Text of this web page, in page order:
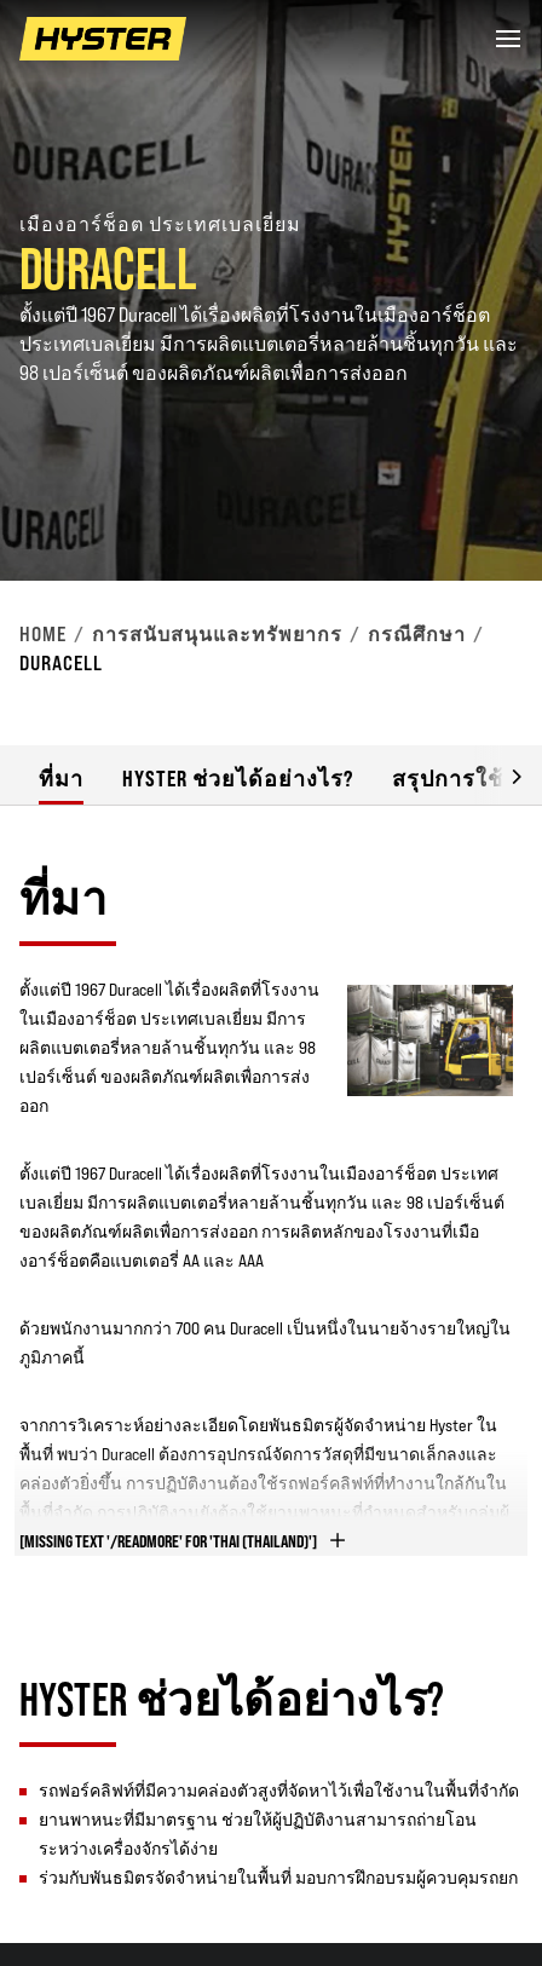
เมืองอาร์ช็อต ประเทศเบลเยี่ยม
DURACELL
ตั้งแต่ปี 1967 Duracell ได้เรื่องผลิตที่โรงงานในเมืองอาร์ช็อต
ประเทศเบลเยี่ยม มีการผลิตแบตเตอรี่หลายล้านชิ้นทุกวัน และ
98 เปอร์เซ็นต์ ของผลิตภัณฑ์ผลิตเพื่อการส่งออก
HOME การสนับสนุนและทรัพยากร
กรณีศึกษา
DURACELL
ที่มา HYSTER ช่วยได้อย่างไร? สรุปการใช้อุ
ที่มา
ตั้งแต่ปี 1967 Duracell ได้เรื่องผลิตที่โรงงาน
ในเมืองอาร์ช็อต ประเทศเบลเยี่ยม มีการ
ผลิตแบตเตอรี่หลายล้านชิ้นทุกวัน และ 98
เปอร์เซ็นต์ ของผลิตภัณฑ์ผลิตเพื่อการส่ง
ออก
ตั้งแต่ปี 1967 Duracell ได้เรื่องผลิตที่โรงงานในเมืองอาร์ช็อต ประเทศ
เบลเยี่ยม มีการผลิตแบตเตอรี่หลายล้านชิ้นทุกวัน และ 98 เปอร์เซ็นต์
ของผลิตภัณฑ์ผลิตเพื่อการส่งออก การผลิตหลักของโรงงานที่เมือ
งอาร์ช็อตคือแบตเตอรี่ AA และ AAA
ด้วยพนักงานมากกว่า 700 คน Duracell เป็นหนึ่งในนายจ้างรายใหญ่ใน
ภูมิภาคนี้
จากการวิเคราะห์อย่างละเอียดโดยพันธมิตรผู้จัดจำหน่าย Hyster ใน
พื้นที่ พบว่า Duracell ต้องการอุปกรณ์จัดการวัสดุที่มีขนาดเล็กลงและ
คล่องตัวยิ่งขึ้น การปฏิบัติงานต้องใช้รถฟอร์คลิฟท์ที่ทำงานใกล้กันใน
พื้นที่จำกัด การปฏิบัติงานยังต้องใช้ยานพาหนะที่กำหนดสำหรับกลุ่มผู้
ปฏิบัติงาน แทนที่จะมอบหมายรถยกให้กับผู้ปฏิบัติงานทีละคัน
[MISSING TEXT '/READMORE' FOR 'THAI (THAILAND)']
HYSTER ช่วยได้อย่างไร?
รถฟอร์คลิฟท์ที่มีความคล่องตัวสูงที่จัดหาไว้เพื่อใช้งานในพื้นที่จำกัด
ยานพาหนะที่มีมาตรฐาน ช่วยให้ผู้ปฏิบัติงานสามารถถ่ายโอน
ระหว่างเครื่องจักรได้ง่าย
ร่วมกับพันธมิตรจัดจำหน่ายในพื้นที่ มอบการฝึกอบรมผู้ควบคุมรถยก